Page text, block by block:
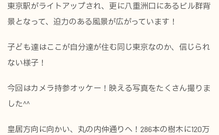
東京駅がライトアップされ、更に八重洲口にあるビル群背
景となって、迫力のある風景が広がっています！
子ども達はここが自分達が住む同じ東京なのか、信じられ
ない様子！
今回はカメラ持参オッケー！映える写真をたくさん撮りま
した^^
皇居方向に向かい、丸の内仲通りへ！286本の樹木に120万